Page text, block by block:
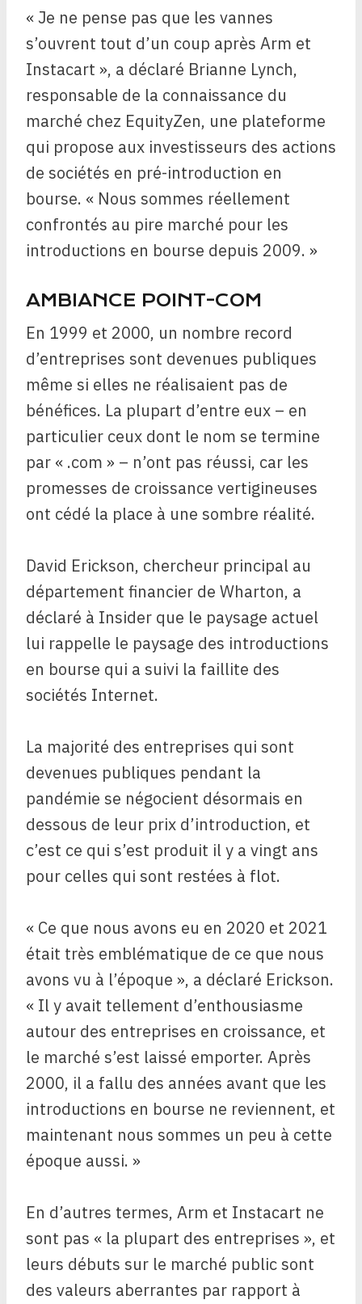
« Je ne pense pas que les vannes
s’ouvrent tout d’un coup après Arm et
Instacart », a déclaré Brianne Lynch,
responsable de la connaissance du
marché chez EquityZen, une plateforme
qui propose aux investisseurs des actions
de sociétés en pré-introduction en
bourse. « Nous sommes réellement
confrontés au pire marché pour les
introductions en bourse depuis 2009. »
AMBIANCE POINT-COM
En 1999 et 2000, un nombre record
d’entreprises sont devenues publiques
même si elles ne réalisaient pas de
bénéfices. La plupart d’entre eux – en
particulier ceux dont le nom se termine
par « .com » – n’ont pas réussi, car les
promesses de croissance vertigineuses
ont cédé la place à une sombre réalité.
David Erickson, chercheur principal au
département financier de Wharton, a
déclaré à Insider que le paysage actuel
lui rappelle le paysage des introductions
en bourse qui a suivi la faillite des
sociétés Internet.
La majorité des entreprises qui sont
devenues publiques pendant la
pandémie se négocient désormais en
dessous de leur prix d’introduction, et
c’est ce qui s’est produit il y a vingt ans
pour celles qui sont restées à flot.
« Ce que nous avons eu en 2020 et 2021
était très emblématique de ce que nous
avons vu à l’époque », a déclaré Erickson.
« Il y avait tellement d’enthousiasme
autour des entreprises en croissance, et
le marché s’est laissé emporter. Après
2000, il a fallu des années avant que les
introductions en bourse ne reviennent, et
maintenant nous sommes un peu à cette
époque aussi. »
En d’autres termes, Arm et Instacart ne
sont pas « la plupart des entreprises », et
leurs débuts sur le marché public sont
des valeurs aberrantes par rapport à